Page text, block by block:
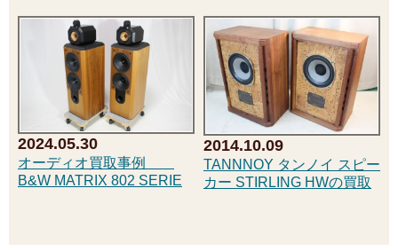
2024.05.30
オーディオ買取事例
B&W MATRIX 802 SERIE
2014.10.09
TANNNOY タンノイ スピー
カー STIRLING HWの買取